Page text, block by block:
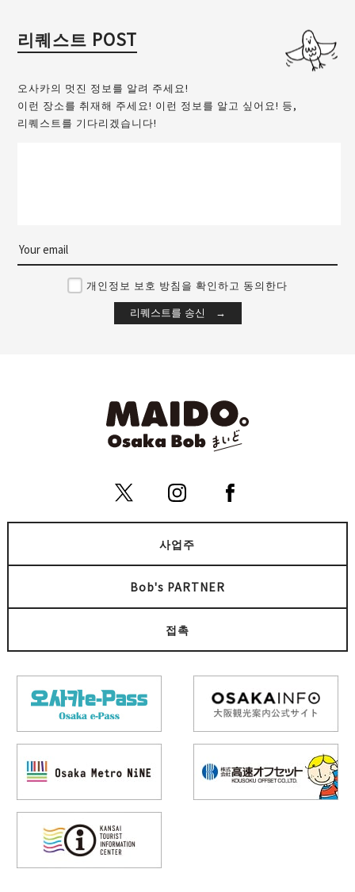
리퀘스트 POST
오사카의 멋진 정보를 알려 주세요!
이런 장소를 취재해 주세요! 이런 정보를 알고 싶어요! 등,
리퀘스트를 기다리겠습니다!
개인정보 보호 방침을 확인하고 동의한다
사업주
Bob's PARTNER
접촉